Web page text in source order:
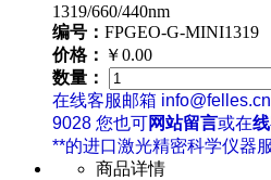
1319/660/440nm
编号： FPGEO-G-MINI1319
价格： ￥0.00
数量：
在线客服邮箱
9028 您也可网站留言或在
**的进口激光精密科学仪器
商品详情